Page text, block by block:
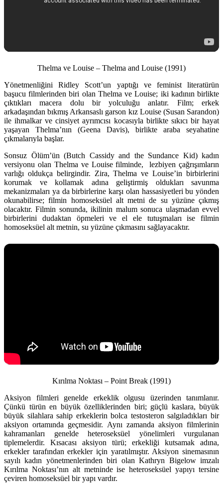
Thelma ve Louise – Thelma and Louise (1991)
Yönetmenliğini Ridley Scott’un yaptığı ve feminist literatürün
başucu filmlerinden biri olan Thelma ve Louise; iki kadının birlikte
çıktıkları macera dolu bir yolculuğu anlatır. Film; erkek
arkadaşından bıkmış Arkansaslı garson kız Louise (Susan Sarandon)
ile ihmalkar ve cinsiyet ayrımcısı kocasıyla birlikte sıkıcı bir hayat
yaşayan Thelma’nın (Geena Davis), birlikte araba seyahatine
çıkmalarıyla başlar.
Sonsuz Ölüm’ün (Butch Cassidy and the Sundance Kid) kadın
versiyonu olan Thelma ve Louise filminde, lezbiyen çağrışımların
varlığı oldukça belirgindir. Zira, Thelma ve Louise’in birbirlerini
korumak ve kollamak adına geliştirmiş oldukları savunma
mekanizmaları ya da birbirlerine karşı olan hassasiyetleri bu yönden
okunabilirse; filmin homoseksüel alt metni de su yüzüne çıkmış
olacaktır. Filmin sonunda, ikilinin malum sonuca ulaşmadan evvel
birbirlerini dudaktan öpmeleri ve el ele tutuşmaları ise filmin
homoseksüel alt metnin, su yüzüne çıkmasını sağlayacaktır.
Kırılma Noktası – Point Break (1991)
Aksiyon filmleri genelde erkeklik olgusu üzerinden tanımlanır.
Çünkü türün en büyük özelliklerinden biri; güçlü kaslara, büyük
büyük silahlara sahip erkeklerin bolca testosteron salgıladıkları bir
aksiyon ortamında geçmesidir. Aynı zamanda aksiyon filmlerinin
kahramanları genelde heteroseksüel yönelimleri vurgulanan
tiplemelerdir. Kısacası aksiyon türü; erkekliği kutsamak adına,
erkekler tarafından erkekler için yaratılmıştır. Aksiyon sinemasının
sayılı kadın yönetmenlerinden biri olan Kathryn Bigelow imzalı
Kırılma Noktası’nın alt metninde ise heteroseksüel yapıyı tersine
çeviren homoseksüel bir yapı vardır.